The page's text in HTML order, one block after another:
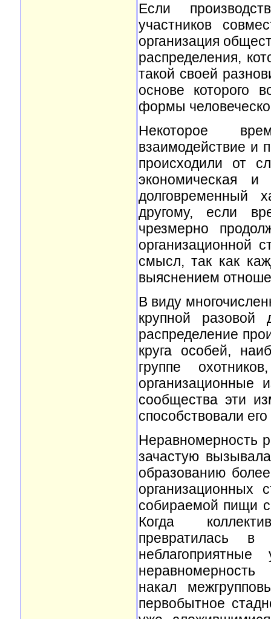
Если
участников
организация
распределения,
такой своей
основе которого
формы
Некоторое
взаимодействие и
происходили от
экономическая и
долговременный
другому, если
чрезмерно
организационной
смысл, так как
выяснением
В виду
крупной
распределение
круга особей,
группе
организационные
сообщества эти
способствовали
Неравномерность
зачастую
образованию
организационных
собираемой пищи
Когда
превратилась
неравномерность
накал
первобытное